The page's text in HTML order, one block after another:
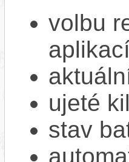
volbu
ujeté
stav